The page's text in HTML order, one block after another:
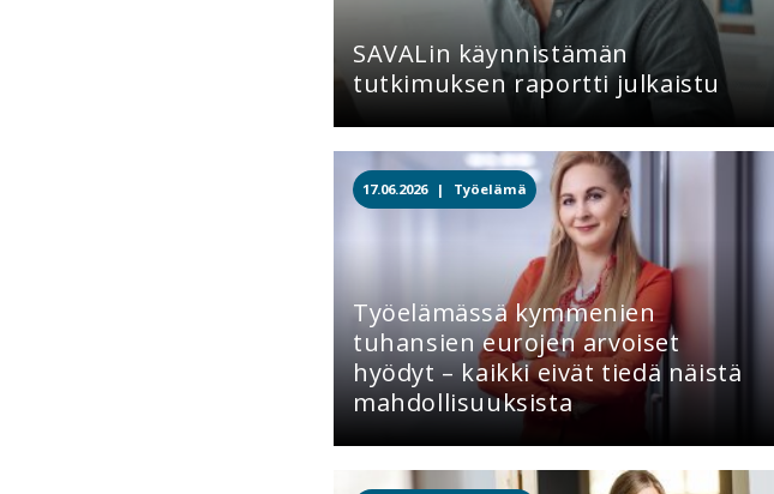
SAVALin käynnistämän
tutkimuksen raportti julkaistu
17.06.2026 | Työelämä
Työelämässä kymmenien
tuhansien eurojen arvoiset
hyödyt – kaikki eivät tiedä näistä
mahdollisuuksista